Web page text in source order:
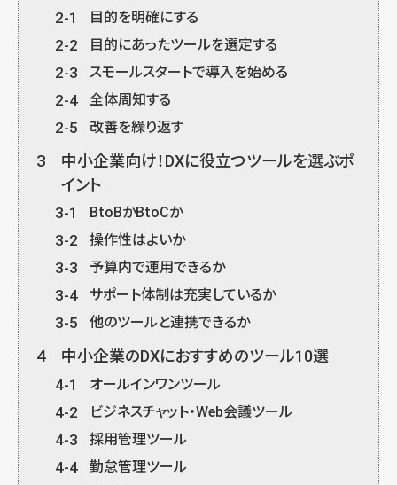
2-1 目的を明確にする
2-2 目的にあったツールを選定する
2-3 スモールスタートで導入を始める
2-4 全体周知する
2-5 改善を繰り返す
3
中小企業向け！DXに役立つツールを選ぶポ
イント
3-1 BtoBかBtoCか
3-2 操作性はよいか
3-3 予算内で運用できるか
3-4 サポート体制は充実しているか
3-5 他のツールと連携できるか
4 中小企業のDXにおすすめのツール10選
4-1 オールインワンツール
4-2 ビジネスチャット・Web会議ツール
4-3 採用管理ツール
4-4 勤怠管理ツール